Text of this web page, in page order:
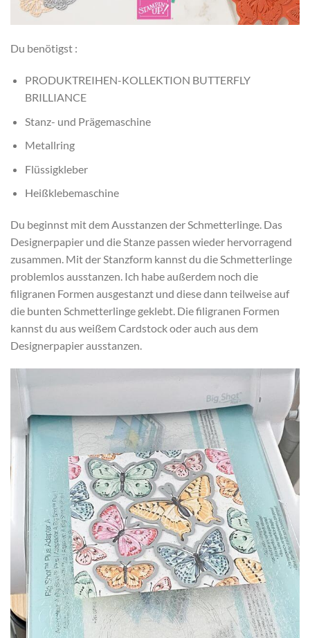
Du benötigst :
PRODUKTREIHEN-KOLLEKTION BUTTERFLY
BRILLIANCE
Stanz- und Prägemaschine
Metallring
Flüssigkleber
Heißklebemaschine
Du beginnst mit dem Ausstanzen der Schmetterlinge. Das
Designerpapier und die Stanze passen wieder hervorragend
zusammen. Mit der Stanzform kannst du die Schmetterlinge
problemlos ausstanzen. Ich habe außerdem noch die
filigranen Formen ausgestanzt und diese dann teilweise auf
die bunten Schmetterlinge geklebt. Die filigranen Formen
kannst du aus weißem Cardstock oder auch aus dem
Designerpapier ausstanzen.